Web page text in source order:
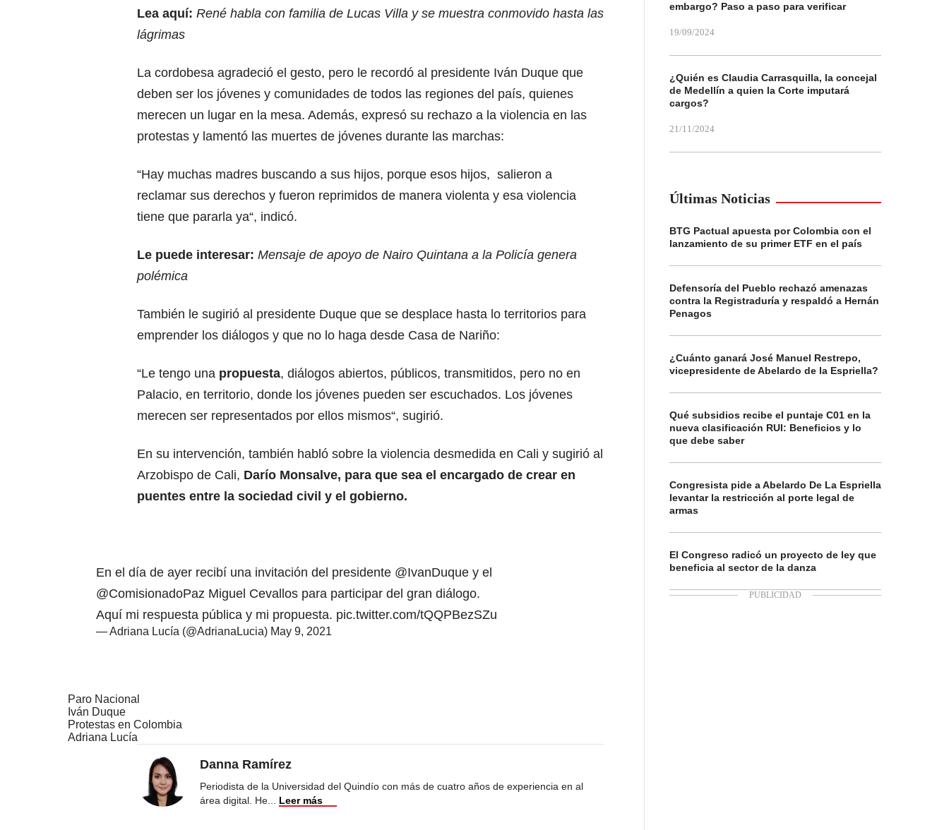
Lea aquí: René habla con familia de Lucas Villa y se muestra conmovido hasta las
lágrimas
La cordobesa agradeció el gesto, pero le recordó al presidente Iván Duque que
deben ser los jóvenes y comunidades de todos las regiones del país, quienes
merecen un lugar en la mesa. Además, expresó su rechazo a la violencia en las
protestas y lamentó las muertes de jóvenes durante las marchas:
“Hay muchas madres buscando a sus hijos, porque esos hijos, salieron a
reclamar sus derechos y fueron reprimidos de manera violenta y esa violencia
tiene que pararla ya“, indicó.
Le puede interesar: Mensaje de apoyo de Nairo Quintana a la Policía genera
polémica
También le sugirió al presidente Duque que se desplace hasta lo territorios para
emprender los diálogos y que no lo haga desde Casa de Nariño:
“Le tengo una propuesta, diálogos abiertos, públicos, transmitidos, pero no en
Palacio, en territorio, donde los jóvenes pueden ser escuchados. Los jóvenes
merecen ser representados por ellos mismos“, sugirió.
En su intervención, también habló sobre la violencia desmedida en Cali y sugirió al
Arzobispo de Cali, Darío Monsalve, para que sea el encargado de crear en
puentes entre la sociedad civil y el gobierno.
En el día de ayer recibí una invitación del presidente @IvanDuque y el
@ComisionadoPaz Miguel Cevallos para participar del gran diálogo.
Aquí mi respuesta pública y mi propuesta. pic.twitter.com/tQQPBezSZu
— Adriana Lucía (@AdrianaLucia) May 9, 2021
Paro Nacional
Iván Duque
Protestas en Colombia
Adriana Lucía
Danna Ramírez
Periodista de la Universidad del Quindío con más de cuatro años de experiencia en al
área digital. He
Leer más
embargo? Paso a paso para verificar
19/09/2024
¿Quién es Claudia Carrasquilla, la concejal
de Medellín a quien la Corte imputará
cargos?
21/11/2024
Últimas Noticias
BTG Pactual apuesta por Colombia con el
lanzamiento de su primer ETF en el país
Defensoría del Pueblo rechazó amenazas
contra la Registraduría y respaldó a Hernán
Penagos
¿Cuánto ganará José Manuel Restrepo,
vicepresidente de Abelardo de la Espriella?
Qué subsidios recibe el puntaje C01 en la
nueva clasificación RUI: Beneficios y lo
que debe saber
Congresista pide a Abelardo De La Espriella
levantar la restricción al porte legal de
armas
El Congreso radicó un proyecto de ley que
beneficia al sector de la danza